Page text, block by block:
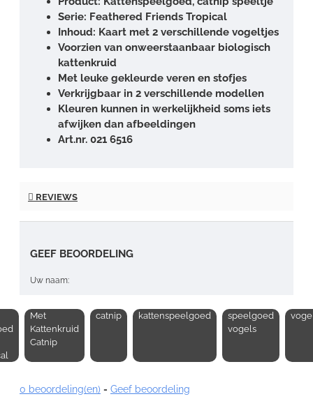
Serie: Feathered Friends Tropical
Inhoud: Kaart met 2 verschillende vogeltjes
Voorzien van onweerstaanbaar biologisch
kattenkruid
Met leuke gekleurde veren en stofjes
Verkrijgbaar in 2 verschillende modellen
Kleuren kunnen in werkelijkheid soms iets
afwijken dan afbeeldingen
Art.nr. 021 6516
REVIEWS
GEEF BEOORDELING
Uw naam:
Met
Kattenkruid
Catnip
catnip kattenspeelgoed
speelgoed
vogels
0 beoordeling(en) - Geef beoordeling